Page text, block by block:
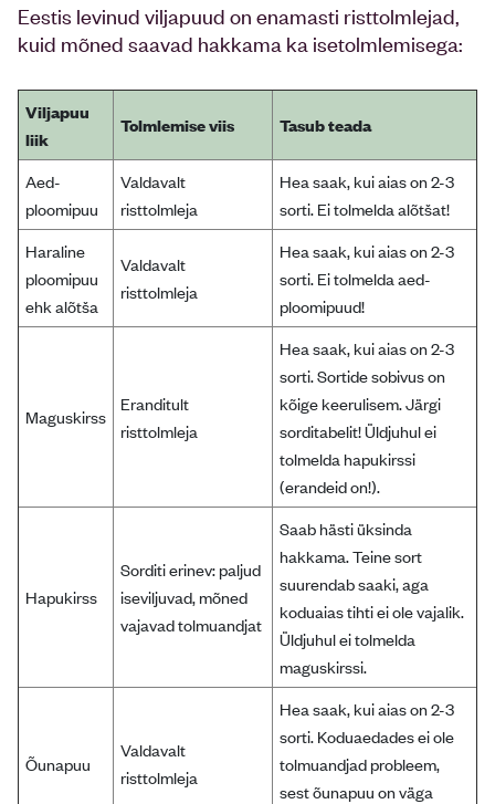
Eestis levinud viljapuud on enamasti risttolmlejad,
kuid mõned saavad hakkama ka isetolmlemisega:
Viljapuu
liik
Tolmlemise viis Tasub teada
Aed-
ploomipuu
Valdavalt
risttolmleja
Hea saak, kui aias on 2-3
sorti. Ei tolmelda alõtšat!
Haraline
ploomipuu
ehk alõtša
Valdavalt
risttolmleja
Hea saak, kui aias on 2-3
sorti. Ei tolmelda aed-
ploomipuud!
Maguskirss
Eranditult
risttolmleja
Hea saak, kui aias on 2-3
sorti. Sortide sobivus on
kõige keerulisem. Järgi
sorditabelit! Üldjuhul ei
tolmelda hapukirssi
(erandeid on!).
Hapukirss
Sorditi erinev: paljud
iseviljuvad, mõned
vajavad tolmuandjat
Saab hästi üksinda
hakkama. Teine sort
suurendab saaki, aga
koduaias tihti ei ole vajalik.
Üldjuhul ei tolmelda
maguskirssi.
Õunapuu
Valdavalt
risttolmleja
Hea saak, kui aias on 2-3
sorti. Koduaedades ei ole
tolmuandjad probleem,
sest õunapuu on väga